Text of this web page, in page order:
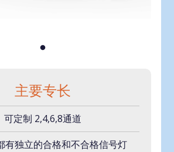
主要专长
可定制 2,4,6,8通道
有独立的合格和不合格信号灯